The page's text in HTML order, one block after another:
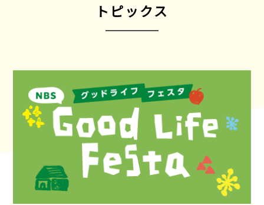
トピックス